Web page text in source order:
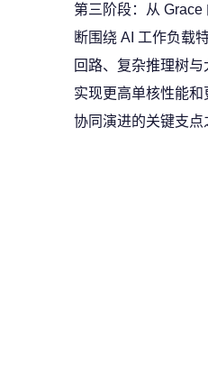
第三阶段：从
断围绕 AI 工作负载
回路、复杂推理树
实现更高单核性能
协同演进的关键支点